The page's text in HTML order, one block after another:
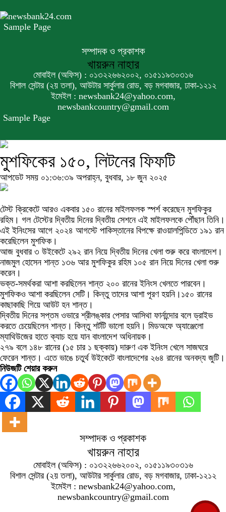
Sample Page
সম্পাদক ও প্রকাশক
খায়রুন নাহার
মোবাইল (অফিস) : ০১৩২২৬৬২০০২, ০১৫১১৯৩০৩১৬
বিশাল সেন্টার (২য় তলা), আউটার সার্কুলার রোড, বড় মগবাজার, ঢাকা-১২১২
ইমেইল : newsbank24@yahoo.com,
newsbankcountry@gmail.com
Sample Page
মুশফিকের ১৫০, লিটনের ফিফটি
আপডেট সময় ০১:৩৬:৩৯ অপরাহ্ন, বুধবার, ১৮ জুন ২০২৫
টেস্ট ক্রিকেটে আরও একবার ১৫০ রানের মাইলফলক স্পর্শ করেছেন মুশফিকুর
রহিম। গল টেস্টের দ্বিতীয় দিনের দ্বিতীয় সেশনে এই মাইলফলকে পৌঁছান তিনি।
এই ইনিংসের আগে ২০২৪ আগস্টে পাকিস্তানের বিপক্ষে রাওয়ালপিন্ডিতে ১৯১ রান
করেছিলেন মুশফিক।
আজ বুধবার ৩ উইকেটে ২৯২ রান নিয়ে দ্বিতীয় দিনের খেলা শুরু করে বাংলাদেশ।
নাজমুল হোসেন শান্ত ১৩৬ আর মুশফিকুর রহিম ১০৫ রান নিয়ে দিনের খেলা শুরু
করেন।
ভক্ত-সমর্থকরা আশা করছিলেন শান্ত ২০০ রানের ইনিংস খেলতে পারবেন।
মুশফিকও আশা করছিলেন সেটি। কিন্তু তাদের আশা পূরণ হয়নি।১৫০ রানের
কাছাকাছি গিয়ে আউট হন শান্ত।
দ্বিতীয় দিনের সপ্তম ওভারে শ্রীলঙ্কার পেসার আসিথা ফার্নান্দোর বলে ড্রাইভ
করতে চেয়েছিলেন শান্ত। কিন্তু শর্টটি ভালো হয়নি। মিডঅফে অ্যাঞ্জেলো
ম্যাথিউজের হাতে ক্যাচ হয়ে যান বাংলাদেশ অধিনায়ক।
২৭৯ বলে ১৪৮ রানের (১৫ চার ১ ছক্কায়) দারুণ এক ইনিংস খেলে সাজঘরে
ফেরেন শান্ত। এতে ভাঙে চতুর্থ উইকেটে বাংলাদেশের ২৬৪ রানের অনবদ্য জুটি।
নিউজটি শেয়ার করুন
সম্পাদক ও প্রকাশক
খায়রুন নাহার
মোবাইল (অফিস) : ০১৩২২৬৬২০০২, ০১৫১১৯৩০৩১৬
বিশাল সেন্টার (২য় তলা), আউটার সার্কুলার রোড, বড় মগবাজার, ঢাকা-১২১২
ইমেইল : newsbank24@yahoo.com,
newsbankcountry@gmail.com